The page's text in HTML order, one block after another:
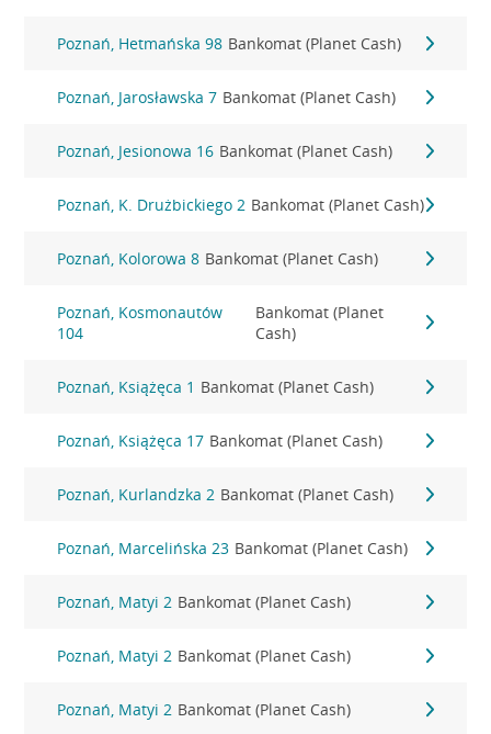
Poznań, Hetmańska 98 Bankomat (Planet Cash)
Poznań, Jarosławska 7 Bankomat (Planet Cash)
Poznań, Jesionowa 16 Bankomat (Planet Cash)
Poznań, K. Drużbickiego 2 Bankomat (Planet Cash)
Poznań, Kolorowa 8 Bankomat (Planet Cash)
Poznań, Kosmonautów
104
Bankomat (Planet
Cash)
Poznań, Książęca 1 Bankomat (Planet Cash)
Poznań, Książęca 17 Bankomat (Planet Cash)
Poznań, Kurlandzka 2 Bankomat (Planet Cash)
Poznań, Marcelińska 23 Bankomat (Planet Cash)
Poznań, Matyi 2 Bankomat (Planet Cash)
Poznań, Matyi 2 Bankomat (Planet Cash)
Poznań, Matyi 2 Bankomat (Planet Cash)